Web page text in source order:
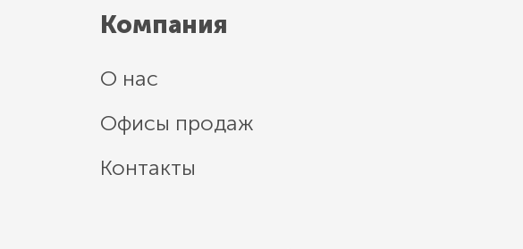
Компания
О нас
Офисы продаж
Контакты